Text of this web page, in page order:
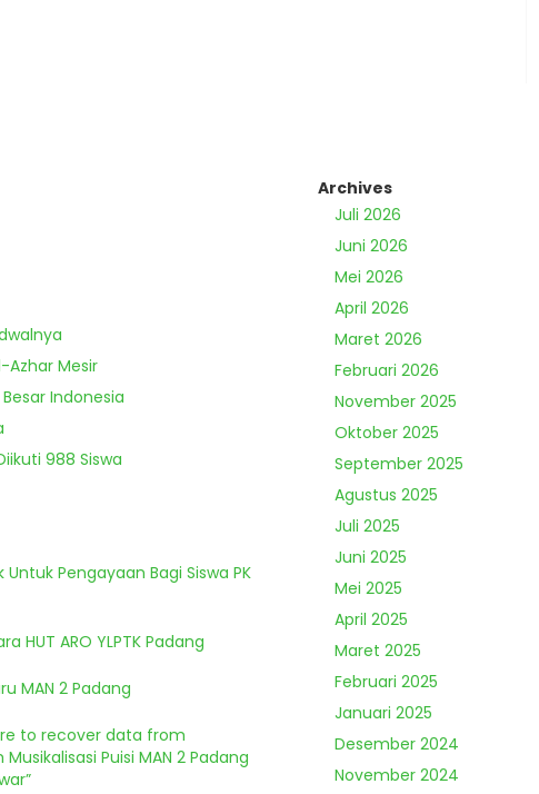
Azhar Mesir
Indonesia
988 Siswa
Pengayaan Bagi Siswa PK
HUT ARO YLPTK Padang
MAN 2 Padang
to recover data from
Musikalisasi Puisi MAN 2 Padang
Archives
Juli 2026
Juni 2026
Mei 2026
April 2026
Maret 2026
Februari 2026
November 2025
Oktober 2025
September 2025
Agustus 2025
Juli 2025
Juni 2025
Mei 2025
April 2025
Maret 2025
Februari 2025
Januari 2025
Desember 2024
November 2024